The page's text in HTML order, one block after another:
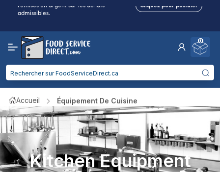
Entreprise de restauration : gagnez des
remises en argent sur les achats
admissibles.
0
Accueil Équipement De Cuisine
Kitchen Equipment